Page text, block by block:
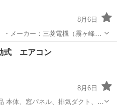
8月6日
機・リモコン付き ・取り外し時
書はありません💦 ・ボルト数
季節、空調家電
式 エアコン
8月6日